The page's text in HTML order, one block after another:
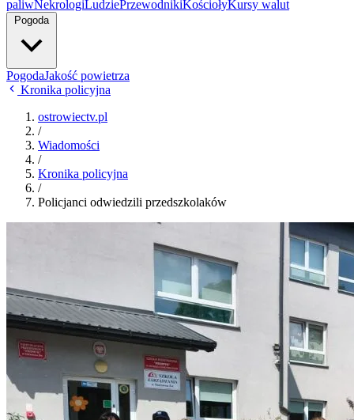
paliwNekrologiLudziePrzewodnikiKościołyKursy walut
Pogoda
PogodaJakość powietrza
Kronika policyjna
ostrowiectv.pl
/
Wiadomości
/
Kronika policyjna
/
Policjanci odwiedzili przedszkolaków